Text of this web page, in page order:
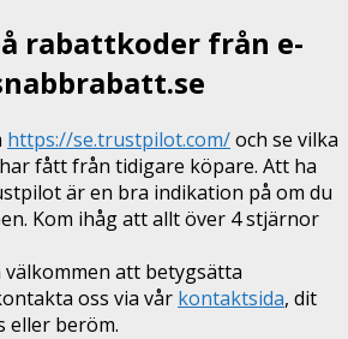
rabattkoder från e-
https://se.trustpilot.com/och se vilka
fått från tidigare köpare. Att ha
är en bra indikation på om du
Kom ihåg att allt över 4 stjärnor
välkommen att betygsätta
oss via vår kontaktsida, dit
eller beröm.